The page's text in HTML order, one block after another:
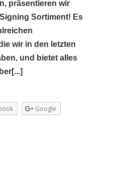
präsentieren wir
Sortiment! Es
wir in den letzten
und bietet alles
Google